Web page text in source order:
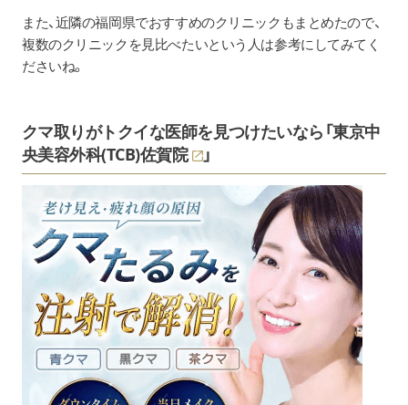
また、近隣の福岡県でおすすめのクリニックもまとめたので、
複数のクリニックを見比べたいという人は参考にしてみてく
ださいね。
クマ取りがトクイな医師を見つけたいなら「東京中
央美容外科(TCB)佐賀院
」